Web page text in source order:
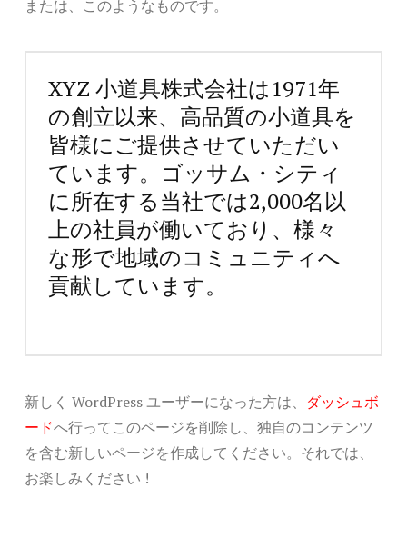
または、このようなものです。
XYZ 小道具株式会社は1971年
の創立以来、高品質の小道具を
皆様にご提供させていただい
ています。ゴッサム・シティ
に所在する当社では2,000名以
上の社員が働いており、様々
な形で地域のコミュニティへ
貢献しています。
新しく WordPress ユーザーになった方は、 ダッシュボ
ードへ行ってこのページを削除し、独自のコンテンツ
を含む新しいページを作成してください。それでは、
お楽しみください !